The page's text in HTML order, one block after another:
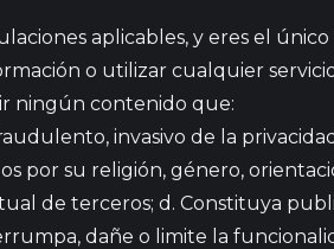
aplicables, y eres el
o utilizar cualquier
ningún contenido que:
invasivo de la
por su religión, género,
de terceros; d. Constituya
dañe o limite la